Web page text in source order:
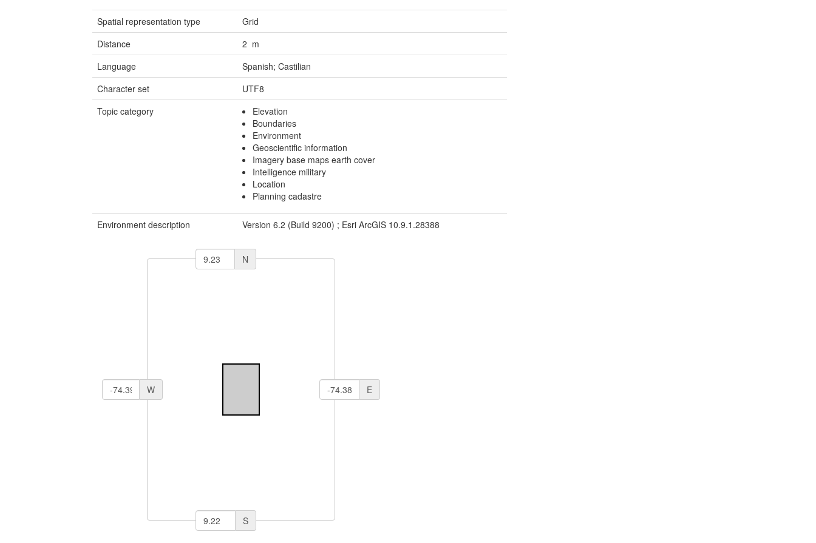
Spatial representation type
Grid
Distance
2 m
Language
Spanish; Castilian
Character set
UTF8
Topic category
Elevation
Boundaries
Environment
Geoscientific information
Imagery base maps earth cover
Intelligence military
Location
Planning cadastre
Environment description Version 6.2 (Build 9200) ; Esri ArcGIS 10.9.1.28388
N
S
E
W